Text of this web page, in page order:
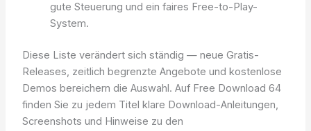
gute Steuerung und ein faires Free-to-Play-
System.
Diese Liste verändert sich ständig — neue Gratis-
Releases, zeitlich begrenzte Angebote und kostenlose
Demos bereichern die Auswahl. Auf Free Download 64
finden Sie zu jedem Titel klare Download-Anleitungen,
Screenshots und Hinweise zu den